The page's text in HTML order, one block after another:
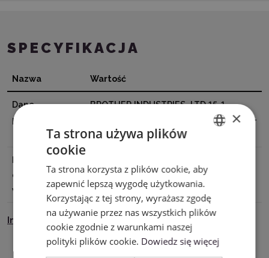
SPECYFIKACJA
Nazwa Wartość
Dane
producenta
BROTHER INDUSTRIES, LTD 15-1
Naeshiro-cho, Mizuho-ku, Nagoya 467-
8561, Japan
Podmiot
odpowiedzialny
w UE
Warszawa, Szczotkarska 25, e-mail:
Biuro@emb.com.pl
Instrukcja Bezpieczeństwa
POLISH
×
Ta strona używa plików
cookie
Ta strona korzysta z plików cookie, aby
zapewnić lepszą wygodę użytkowania.
Korzystając z tej strony, wyrażasz zgodę
na używanie przez nas wszystkich plików
cookie zgodnie z warunkami naszej
polityki plików cookie. Dowiedz się więcej